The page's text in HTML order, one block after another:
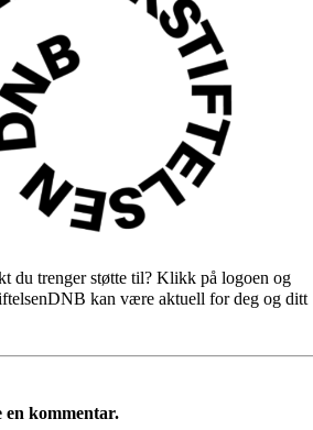
du trenger støtte til? Klikk på logoen og
kan være aktuell for deg og ditt
kommentar.